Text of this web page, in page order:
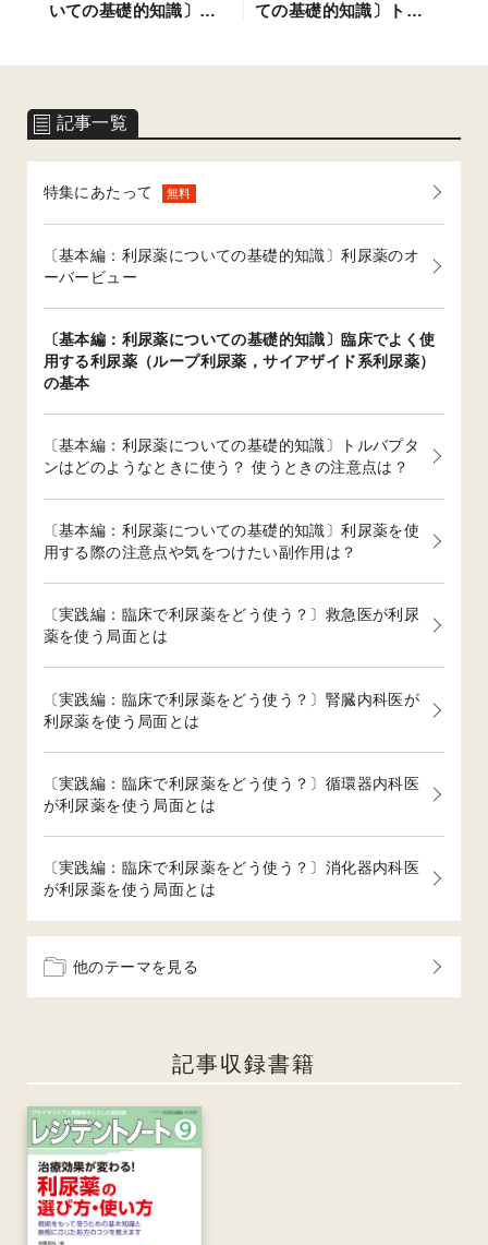
記事一覧
特集にあたって 無料
〔基本編：利尿薬についての基礎的知識〕利尿薬のオ
ーバービュー
〔基本編：利尿薬についての基礎的知識〕臨床でよく使
用する利尿薬（ループ利尿薬，サイアザイド系利尿薬）
の基本
〔基本編：利尿薬についての基礎的知識〕トルバプタ
ンはどのようなときに使う？ 使うときの注意点は？
〔基本編：利尿薬についての基礎的知識〕利尿薬を使
用する際の注意点や気をつけたい副作用は？
〔実践編：臨床で利尿薬をどう使う？〕救急医が利尿
薬を使う局面とは
〔実践編：臨床で利尿薬をどう使う？〕腎臓内科医が
利尿薬を使う局面とは
〔実践編：臨床で利尿薬をどう使う？〕循環器内科医
が利尿薬を使う局面とは
〔実践編：臨床で利尿薬をどう使う？〕消化器内科医
が利尿薬を使う局面とは
他のテーマを見る
記事収録書籍
いての基礎的知識〕利
ての基礎的知識〕トルバ